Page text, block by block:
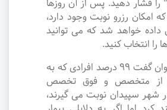
را فشار دهید. پس از آن روزها
امکان رزرو نوبت وجود دارد،
داده خواهد شد که می توانید
را انتخاب کنید.
به جرات می‌ توان گفت ۹۹ درصد افرادی که به
از متخصص و فوق تخصص
شهر سپیدان نوبت می گیرند،